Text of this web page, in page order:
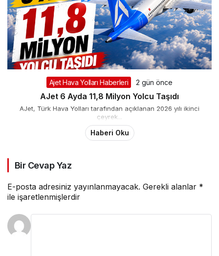
Ajet Hava Yolları Haberleri 2 gün önce
AJet 6 Ayda 11,8 Milyon Yolcu Taşıdı
AJet, Türk Hava Yolları tarafından açıklanan 2026 yılı ikinci
çeyrek...
Haberi Oku
Bir Cevap Yaz
E-posta adresiniz yayınlanmayacak. Gerekli alanlar *
ile işaretlenmişlerdir